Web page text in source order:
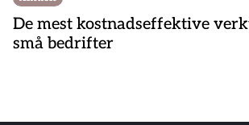
De mest kostnadseffektive
små bedrifter